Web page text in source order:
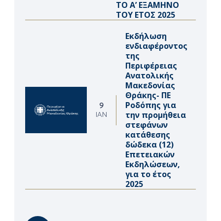
ΤΟ Α’ ΕΞΑΜΗΝΟ
ΤΟΥ ΕΤΟΣ 2025
9
ΙΑΝ
Εκδήλωση
ενδιαφέροντος
της
Περιφέρειας
Ανατολικής
Μακεδονίας
Θράκης- ΠΕ
Ροδόπης για
την προμήθεια
στεφάνων
κατάθεσης
δώδεκα (12)
Επετειακών
Εκδηλώσεων,
για το έτος
2025